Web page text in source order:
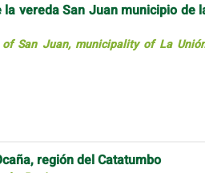
vereda San Juan municipio de
San Juan, municipality of La
región del Catatumbo